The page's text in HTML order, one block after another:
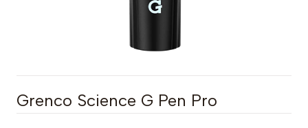
Grenco Science G Pen Pro